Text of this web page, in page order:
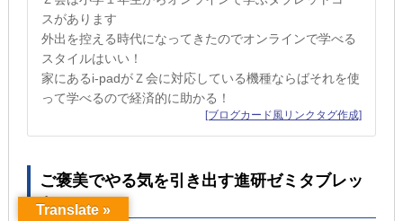
スがあります
外出を控える時代になってきたのでオンラインで学べる
スタイルはいい！
家にあるi-padがＺ会に対応している機種ならばそれを使
って学べるので経済的に助かる！
[ブログカード風リンクタグ作成]
ご褒美でやる気を引き出す進研ゼミタブレッ
ト
Translate »